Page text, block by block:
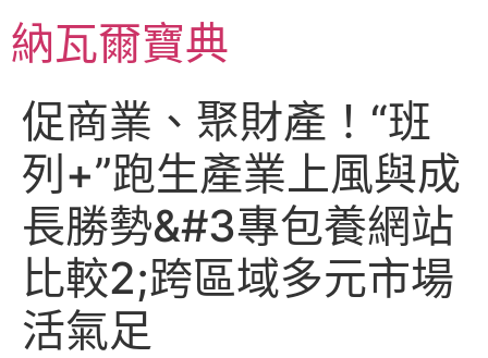
至
主納瓦爾寶典
促商業、聚財產！“班
列+”跑生產業上風與成
長勝勢&#3專包養網站
比較2;跨區域多元市場
活氣足